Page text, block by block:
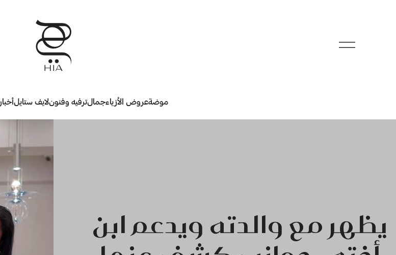
موضةعروض الأزياءجمالترفيه وفنونلايف ستايلأخبار
يظهر مع والدته ويدعم ابن